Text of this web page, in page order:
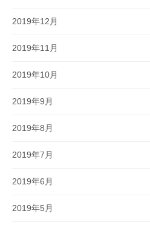
2019年12月
2019年11月
2019年10月
2019年9月
2019年8月
2019年7月
2019年6月
2019年5月